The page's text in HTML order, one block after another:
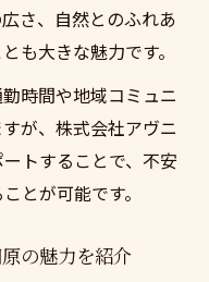
さ、自然とのふれあ
も大きな魅力です。
時間や地域コミュニ
が、株式会社アヴニ
トすることで、不安
とが可能です。
の魅力を紹介